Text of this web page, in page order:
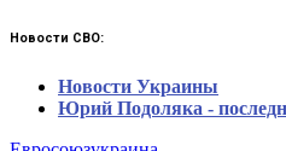
Новости СВО:
Новости Украины
Юрий Подоляка -